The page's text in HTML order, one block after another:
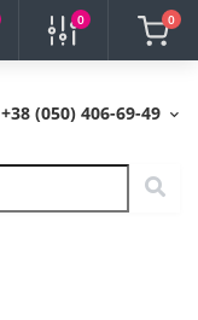
0 0
+38 (050) 406-69-49